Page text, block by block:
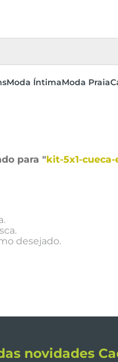
Moda ÍntimaModa Praia
para "kit-5x1-
desejado.
novidades